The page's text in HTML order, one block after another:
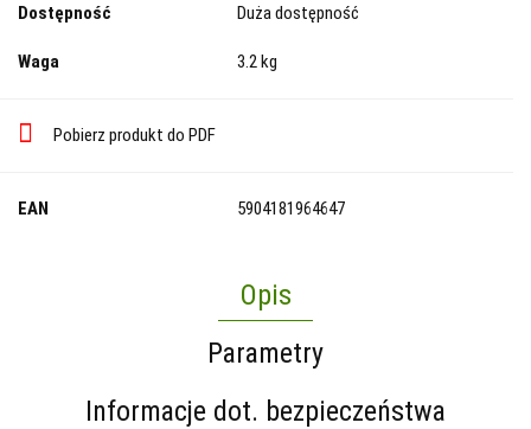
Dostępność Duża dostępność
Waga 3.2 kg
Pobierz produkt do PDF
EAN 5904181964647
Opis
Parametry
Informacje dot. bezpieczeństwa